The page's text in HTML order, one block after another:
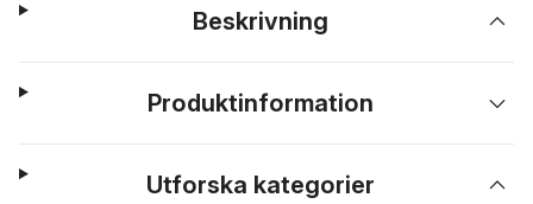
Beskrivning
Produktinformation
Utforska kategorier